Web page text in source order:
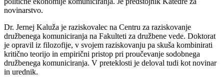
novinarstvo.
Dr. Jernej Kaluža je raziskovalec na Centru za raziskovanje
družbenega komuniciranja na Fakulteti za družbene vede. Doktorat
je opravil iz filozofije, v svojem raziskovanju pa skuša kombinirati
kritično teorijo in empirični pristop pri proučevanje sodobnega
družbenega komuniciranja. V preteklosti je deloval tudi kot novinar
in urednik.